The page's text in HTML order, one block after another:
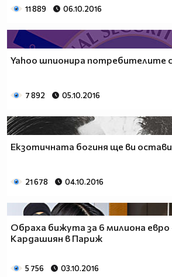
11 889 06.10.2016
Yahoo шпионира потребителите
7 892 05.10.2016
Екзотичната богиня ще ви
21 678 04.10.2016
Обраха бижута за 6 милиона
Кардашиян в Париж
5 756 03.10.2016